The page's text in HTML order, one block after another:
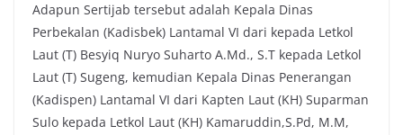
Adapun Sertijab tersebut adalah Kepala Dinas
Perbekalan (Kadisbek) Lantamal VI dari kepada Letkol
Laut (T) Besyiq Nuryo Suharto A.Md., S.T kepada Letkol
Laut (T) Sugeng, kemudian Kepala Dinas Penerangan
(Kadispen) Lantamal VI dari Kapten Laut (KH) Suparman
Sulo kepada Letkol Laut (KH) Kamaruddin,S.Pd, M.M,